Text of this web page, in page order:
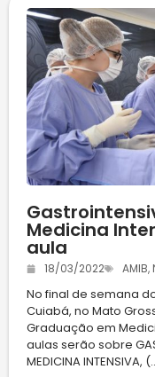
Medicina
aula
18/03/2022 AMIB,
No final de semana
Cuiabá, no Mato
Graduação em
aulas serão sobre
MEDICINA INTENSIVA,